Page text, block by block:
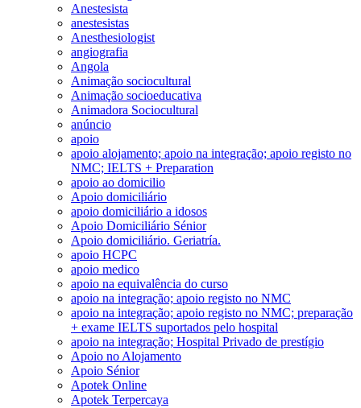
Anestesista
anestesistas
Anesthesiologist
angiografia
Angola
Animação sociocultural
Animação socioeducativa
Animadora Sociocultural
anúncio
apoio
apoio alojamento; apoio na integração; apoio registo no
NMC; IELTS + Preparation
apoio ao domicilio
Apoio domiciliário
apoio domiciliário a idosos
Apoio Domiciliário Sénior
Apoio domiciliário. Geriatría.
apoio HCPC
apoio medico
apoio na equivalência do curso
apoio na integração; apoio registo no NMC
apoio na integração; apoio registo no NMC; preparação
+ exame IELTS suportados pelo hospital
apoio na integração; Hospital Privado de prestígio
Apoio no Alojamento
Apoio Sénior
Apotek Online
Apotek Terpercaya